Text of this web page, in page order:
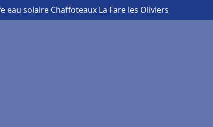
eau solaire Chaffoteaux La Fare les Oliviers